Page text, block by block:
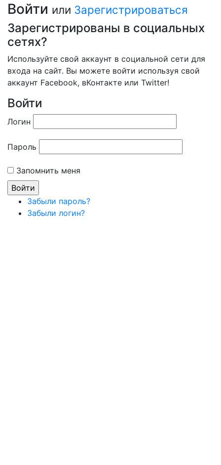
Войти или Зарегистрироваться
Зарегистрированы в социальных
сетях?
Используйте свой аккаунт в социальной сети для
входа на сайт. Вы можете войти используя свой
аккаунт Facebook, вКонтакте или Twitter!
Войти
Логин
Пароль
Запомнить меня
Забыли пароль?
Забыли логин?